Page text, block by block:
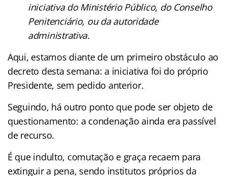
iniciativa do Ministério Público, do Conselho
Penitenciário, ou da autoridade
administrativa.
Aqui, estamos diante de um primeiro obstáculo ao
decreto desta semana: a iniciativa foi do próprio
Presidente, sem pedido anterior.
Seguindo, há outro ponto que pode ser objeto de
questionamento: a condenação ainda era passível
de recurso.
É que indulto, comutação e graça recaem para
extinguir a pena, sendo institutos próprios da